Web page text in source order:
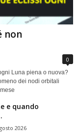
non
0
Luna piena o nuova?
dei nodi orbitali
e quando
2026